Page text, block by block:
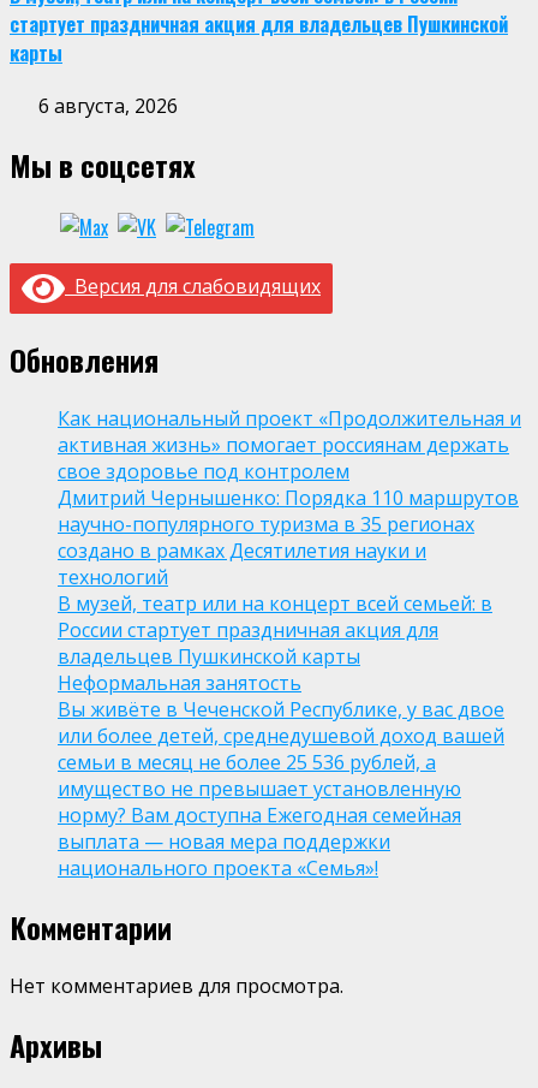
стартует праздничная акция для владельцев Пушкинской
карты
6 августа, 2026
Мы в соцсетях
Версия для слабовидящих
Обновления
Как национальный проект «Продолжительная и
активная жизнь» помогает россиянам держать
свое здоровье под контролем
Дмитрий Чернышенко: Порядка 110 маршрутов
научно-популярного туризма в 35 регионах
создано в рамках Десятилетия науки и
технологий
В музей, театр или на концерт всей семьей: в
России стартует праздничная акция для
владельцев Пушкинской карты
Неформальная занятость
Вы живёте в Чеченской Республике, у вас двое
или более детей, среднедушевой доход вашей
семьи в месяц не более 25 536 рублей, а
имущество не превышает установленную
норму? Вам доступна Ежегодная семейная
выплата — новая мера поддержки
национального проекта «Семья»!
Комментарии
Нет комментариев для просмотра.
Архивы